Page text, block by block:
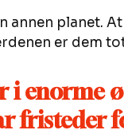
planet.
er dem
i enorme
fristeder